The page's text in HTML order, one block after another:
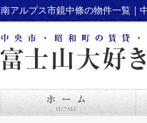
南アルプス市鏡中條の物件一覧｜